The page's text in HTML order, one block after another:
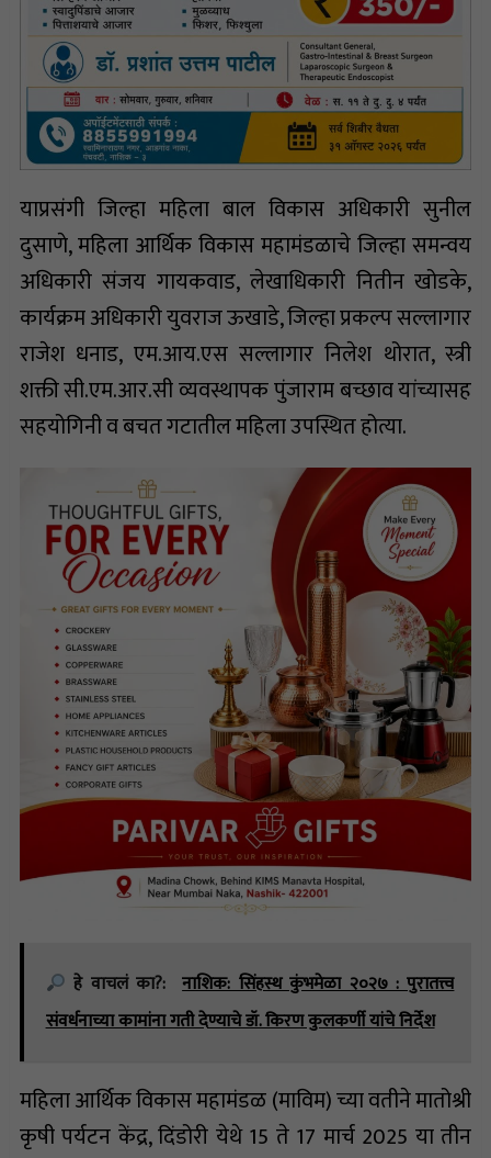
याप्रसंगी जिल्हा महिला बाल विकास अधिकारी सुनील
दुसाणे, महिला आर्थिक विकास महामंडळाचे जिल्हा समन्वय
अधिकारी संजय गायकवाड, लेखाधिकारी नितीन खोडके,
कार्यक्रम अधिकारी युवराज ऊखाडे, जिल्हा प्रकल्प सल्लागार
राजेश धनाड, एम.आय.एस सल्लागार निलेश थोरात, स्त्री
शक्ती सी.एम.आर.सी व्यवस्थापक पुंजाराम बच्छाव यांच्यासह
सहयोगिनी व बचत गटातील महिला उपस्थित होत्या.
हे वाचलं का?: नाशिक: सिंहस्थ कुंभमेळा २०२७ : पुरातत्त्व
संवर्धनाच्या कामांना गती देण्याचे डॉ. किरण कुलकर्णी यांचे निर्देश
महिला आर्थिक विकास महामंडळ (माविम) च्या वतीने मातोश्री
कृषी पर्यटन केंद्र, दिंडोरी येथे 15 ते 17 मार्च 2025 या तीन